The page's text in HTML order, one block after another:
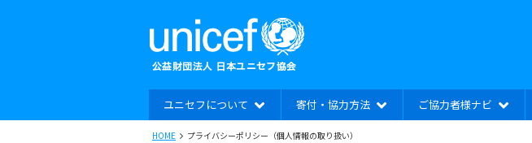
ユニセフについて 寄付・協力方法 ご協力者様ナビ
HOME プライバシーポリシー（個人情報の取り扱い）